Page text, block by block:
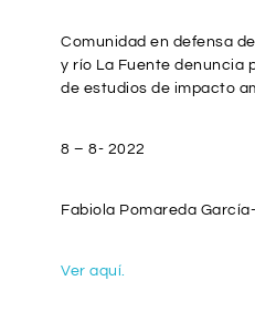
Comunidad en defensa
y río La Fuente denuncia
de estudios de impacto
8 – 8- 2022
Fabiola Pomareda
Ver aquí.